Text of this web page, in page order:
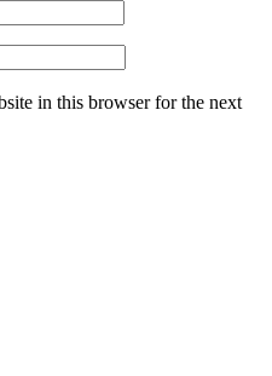
in this browser for the next